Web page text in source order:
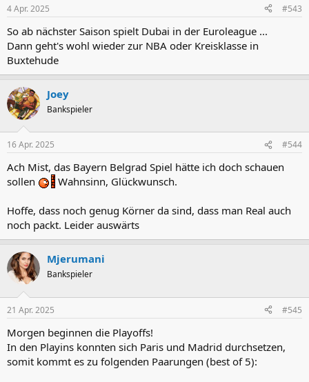
e
:
4 Apr. 2025 #543
So ab nächster Saison spielt Dubai in der Euroleague ...
Dann geht's wohl wieder zur NBA oder Kreisklasse in
Buxtehude
Joey
Bankspieler
16 Apr. 2025 #544
Ach Mist, das Bayern Belgrad Spiel hätte ich doch schauen
sollen
Wahnsinn, Glückwunsch.
Hoffe, dass noch genug Körner da sind, dass man Real auch
noch packt. Leider auswärts
Mjerumani
Bankspieler
21 Apr. 2025 #545
Morgen beginnen die Playoffs!
In den Playins konnten sich Paris und Madrid durchsetzen,
somit kommt es zu folgenden Paarungen (best of 5):